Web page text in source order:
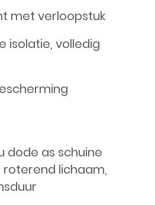
met verloopstuk
isolatie, volledig
dode as schuine
lichaam,